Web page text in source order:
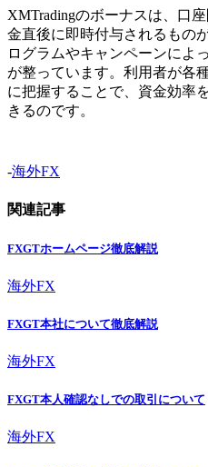
XMTradingのボーナスは、口
金直後に即時付与されるもの
ログラムやキャンペーンによ
が整っています。利用者が各
に把握することで、資金効率
きるのです。
-海外FX
関連記事
FXGTホームページ徹底解説
海外FX
FXGT本社について徹底解説
海外FX
FXGT本人確認なしでの取引について
海外FX